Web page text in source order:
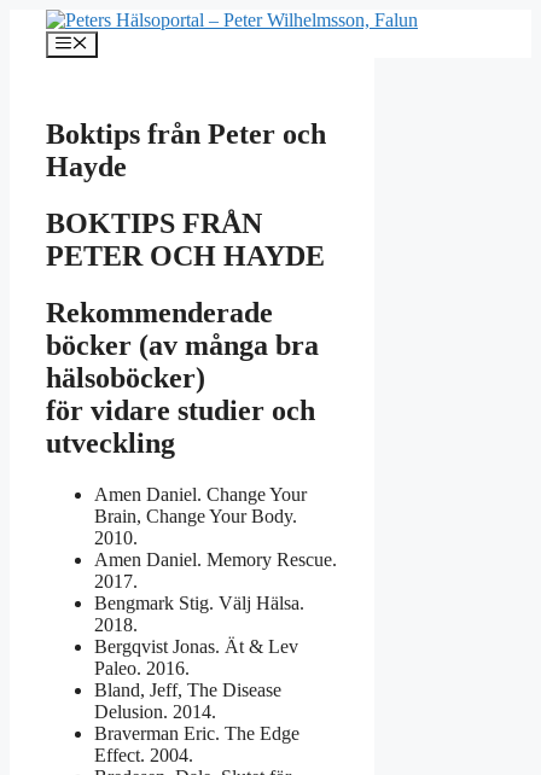
Hoppa
innehåll
Meny
Boktips från Peter och
Hayde
BOKTIPS FRÅN
PETER OCH HAYDE
Rekommenderade
böcker (av många bra
hälsoböcker)
för vidare studier och
utveckling
Amen Daniel. Change Your
Brain, Change Your Body.
2010.
Amen Daniel. Memory Rescue.
2017.
Bengmark Stig. Välj Hälsa.
2018.
Bergqvist Jonas. Ät & Lev
Paleo. 2016.
Bland, Jeff, The Disease
Delusion. 2014.
Braverman Eric. The Edge
Effect. 2004.